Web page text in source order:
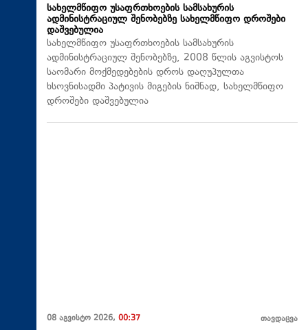
სახელმწიფო უსაფრთხოების სამსახურის
ადმინისტრაციულ შენობებზე სახელმწიფო დროშები
დაშვებულია
სახელმწიფო უსაფრთხოების სამსახურის
ადმინისტრაციულ შენობებზე, 2008 წლის აგვისტოს
საომარი მოქმედებების დროს დაღუპულთა
ხსოვნისადმი პატივის მიგების ნიშნად, სახელმწიფო
დროშები დაშვებულია
08 აგვისტო 2026, 00:37 თავდაცვა